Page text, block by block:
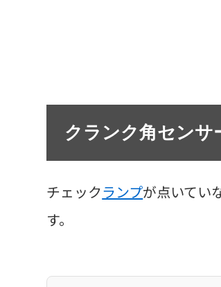
クランク角センサ
チェックランプが点いてい
す。